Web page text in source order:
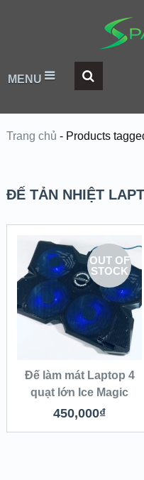
MENU
Trang chủ - Products
ĐẾ TẢN NHIỆT
OUT OF
STOCK
Đế làm mát Laptop 4
quạt lớn Ice Magic
450,000₫